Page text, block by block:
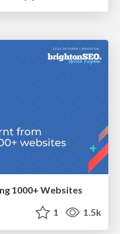
1000+ Websites
1 1.5k